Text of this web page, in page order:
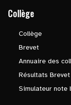
Collège
Collège
Brevet
Annuaire des
Résultats Brevet
Simulateur note